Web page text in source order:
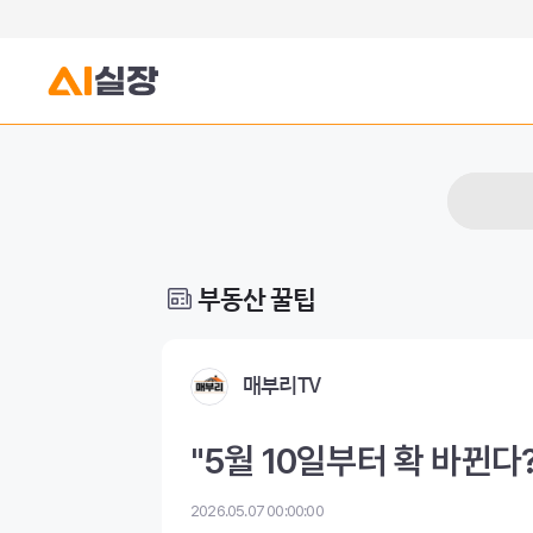
부동산 꿀팁
매부리TV
"5월 10일부터 확 바뀐
2026.05.07 00:00:00